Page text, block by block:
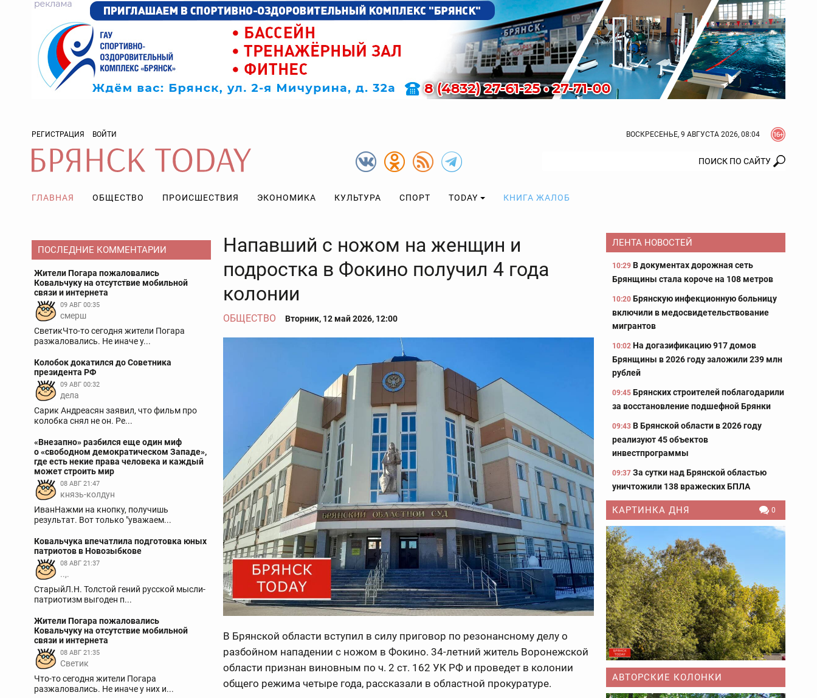
РЕГИСТРАЦИЯ ВОЙТИ ВОСКРЕСЕНЬЕ, 9 АВГУСТА 2026, 08:04
ГЛАВНАЯ ОБЩЕСТВО ПРОИСШЕСТВИЯ ЭКОНОМИКА КУЛЬТУРА СПОРТ TODAY КНИГА ЖАЛОБ
ПОСЛЕДНИЕ КОММЕНТАРИИ
Жители Погара пожаловались
Ковальчуку на отсутствие мобильной
связи и интернета
09 АВГ 00:35
смерш
СветикЧто-то сегодня жители Погара
разжаловались. Не иначе у...
Колобок докатился до Советника
президента РФ
09 АВГ 00:32
дела
Сарик Андреасян заявил, что фильм про
колобка снял не он. Ре...
«Внезапно» разбился еще один миф
о «свободном демократическом Западе»,
где есть некие права человека и каждый
может строить мир
08 АВГ 21:47
князь-колдун
ИванНажми на кнопку, получишь
результат. Вот только "уважаем...
Ковальчука впечатлила подготовка юных
патриотов в Новозыбкове
08 АВГ 21:37
..,.
СтарыйЛ.Н. Толстой гений русской мысли-
патриотизм выгоден п...
Жители Погара пожаловались
Ковальчуку на отсутствие мобильной
связи и интернета
08 АВГ 21:35
Светик
Что-то сегодня жители Погара
разжаловались. Не иначе у них и...
Напавший с ножом на женщин и
подростка в Фокино получил 4 года
колонии
ОБЩЕСТВО Вторник, 12 май 2026, 12:00
В Брянской области вступил в силу приговор по резонансному делу о
разбойном нападении с ножом в Фокино. 34-летний житель Воронежской
области признан виновным по ч. 2 ст. 162 УК РФ и проведет в колонии
общего режима четыре года, рассказали в областной прокуратуре.
ЛЕНТА НОВОСТЕЙ
10:29 В документах дорожная сеть
Брянщины стала короче на 108 метров
10:20 Брянскую инфекционную больницу
включили в медосвидетельствование
мигрантов
10:02 На догазификацию 917 домов
Брянщины в 2026 году заложили 239 млн
рублей
09:45 Брянских строителей поблагодарили
за восстановление подшефной Брянки
09:43 В Брянской области в 2026 году
реализуют 45 объектов
инвестпрограммы
09:37 За сутки над Брянской областью
уничтожили 138 вражеских БПЛА
КАРТИНКА ДНЯ 0
АВТОРСКИЕ КОЛОНКИ